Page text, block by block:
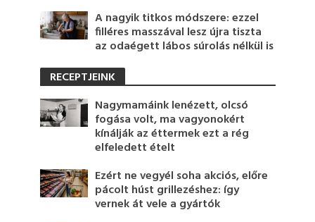
A nagyik titkos módszere: ezzel
filléres masszával lesz újra tiszta
az odaégett lábos súrolás nélkül is
RECEPTJEINK
Nagymamáink lenézett, olcsó
fogása volt, ma vagyonokért
kínálják az éttermek ezt a rég
elfeledett ételt
Ezért ne vegyél soha akciós, előre
pácolt húst grillezéshez: így
vernek át vele a gyártók